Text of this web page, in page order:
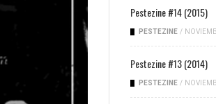
Pestezine #14 (2015)
PESTEZINE /
Pestezine #13 (2014)
PESTEZINE /